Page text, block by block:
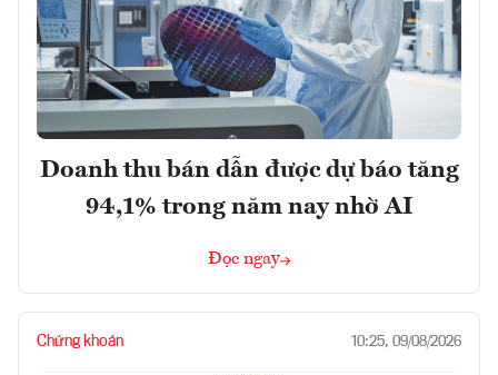
Doanh thu bán dẫn được dự báo tăng
94,1% trong năm nay nhờ AI
Đọc ngay
Chứng khoán 10:25, 09/08/2026